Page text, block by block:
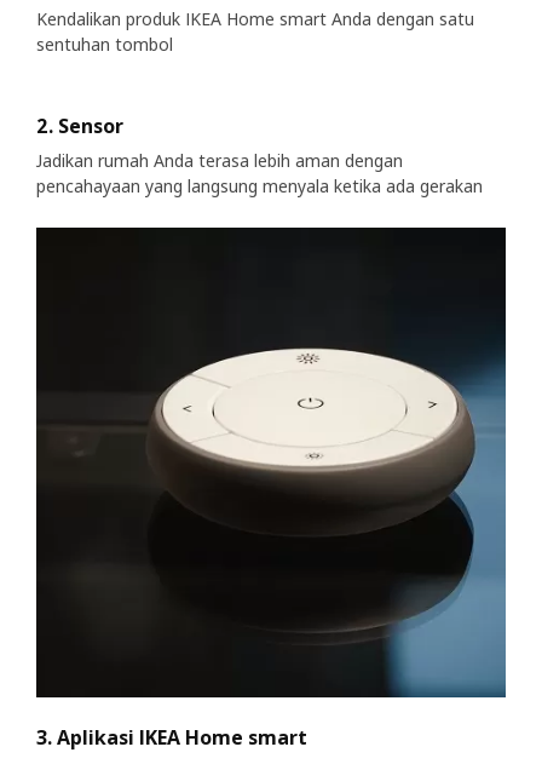
Kendalikan produk IKEA Home smart Anda dengan satu
sentuhan tombol
2. Sensor
Jadikan rumah Anda terasa lebih aman dengan
pencahayaan yang langsung menyala ketika ada gerakan
3. Aplikasi IKEA Home smart